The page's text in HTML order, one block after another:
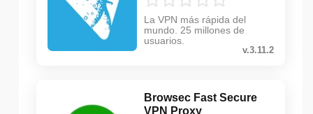
La VPN más rápida del
mundo. 25 millones de
usuarios.
v.3.11.2
Browsec Fast Secure
VPN Proxy